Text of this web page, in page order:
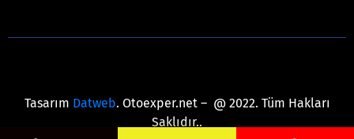
Tasarım Datweb. Otoexper.net – @ 2022. Tüm Hakları
Saklıdır..